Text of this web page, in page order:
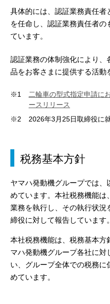
具体的には、認証業務責任者
を任命し、認証業務責任者
ています。
認証業務の体制強化により、
品をお客さまに提供する活動
※1
二輪車の型式指定申請に
ースリリース
※2
2026年3月25日取締役に
税務基本方針
ヤマハ発動機グループでは
めています。本社税務機能
業務を執行し、その執行状況
締役に対して報告しています。
本社税務機能は、税務基本方
マハ発動機グループ各社に
い、グループ全体での税務
めています。